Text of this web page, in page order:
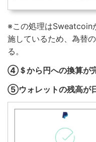
※この処理はSweatcoin
施しているため、為替
る。
④＄から円への換算が
⑤ウォレットの残高が